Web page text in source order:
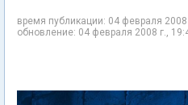
время публикации: 04 февраля
обновление: 04 февраля 2008 г.,